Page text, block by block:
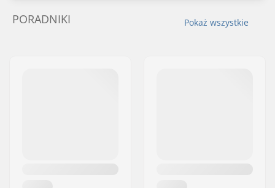
Pokaż wszystkie
PORADNIKI